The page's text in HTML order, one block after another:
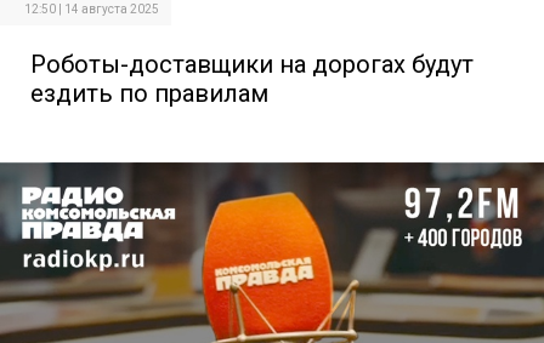
12:50 | 14 августа 2025
Роботы-доставщики на дорогах будут
ездить по правилам